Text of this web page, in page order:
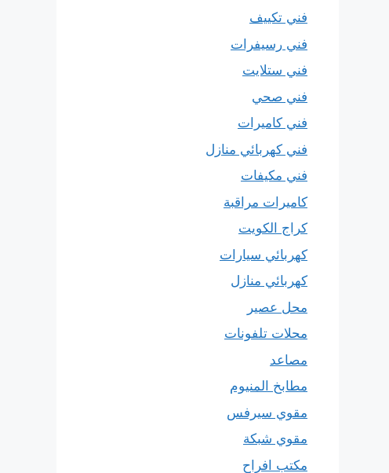
فني تكييف
فني رسيفرات
فني ستلايت
فني صحي
فني كاميرات
فني كهربائي منازل
فني مكيفات
كاميرات مراقبة
كراج الكويت
كهربائي سيارات
كهربائي منازل
محل عصير
محلات تلفونات
مصاعد
مطابخ المنيوم
مقوي سيرفس
مقوي شبكة
مكتب افراح